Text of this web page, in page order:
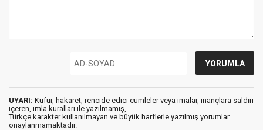
UYARI: Küfür, hakaret, rencide edici cümleler veya imalar, inançlara saldırı
içeren, imla kuralları ile yazılmamış,
Türkçe karakter kullanılmayan ve büyük harflerle yazılmış yorumlar
onaylanmamaktadır.